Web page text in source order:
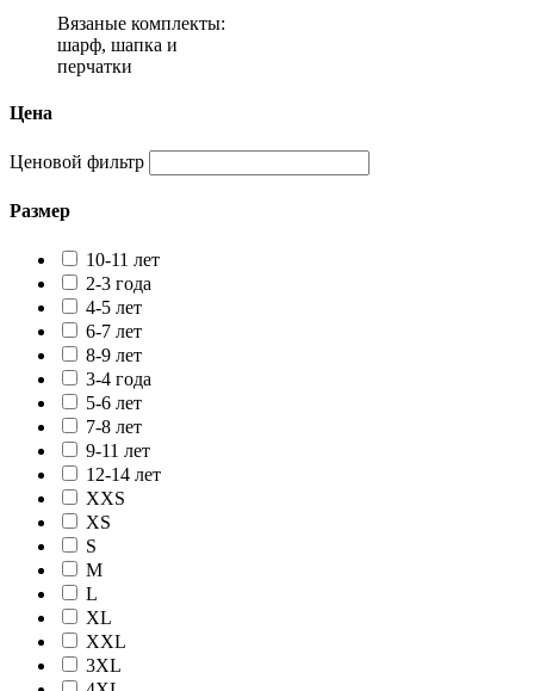
Вязаные комплекты:
шарф, шапка и
перчатки
Цена
Ценовой фильтр
Размер
10-11 лет
2-3 года
4-5 лет
6-7 лет
8-9 лет
3-4 года
5-6 лет
7-8 лет
9-11 лет
12-14 лет
XXS
XS
S
M
L
XL
XXL
3XL